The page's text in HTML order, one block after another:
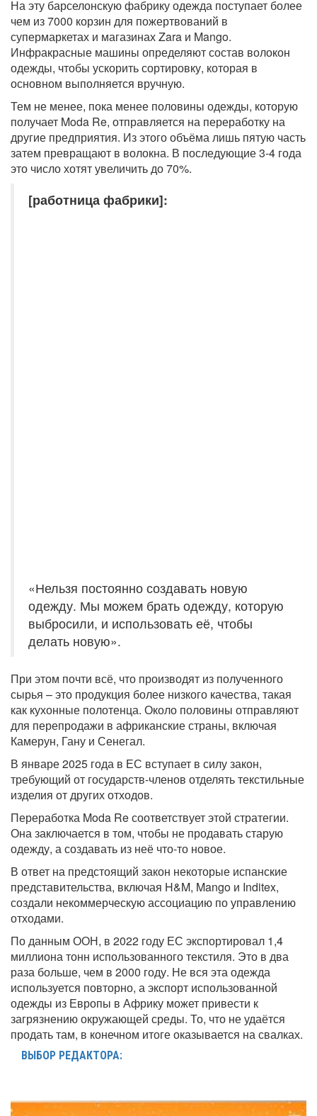
На эту барселонскую фабрику одежда поступает более
чем из 7000 корзин для пожертвований в
супермаркетах и магазинах Zara и Mango.
Инфракрасные машины определяют состав волокон
одежды, чтобы ускорить сортировку, которая в
основном выполняется вручную.
Тем не менее, пока менее половины одежды, которую
получает Moda Re, отправляется на переработку на
другие предприятия. Из этого объёма лишь пятую часть
затем превращают в волокна. В последующие 3-4 года
это число хотят увеличить до 70%.
[работница фабрики]:
«Нельзя постоянно создавать новую
одежду. Мы можем брать одежду, которую
выбросили, и использовать её, чтобы
делать новую».
При этом почти всё, что производят из полученного
сырья – это продукция более низкого качества, такая
как кухонные полотенца. Около половины отправляют
для перепродажи в африканские страны, включая
Камерун, Гану и Сенегал.
В январе 2025 года в ЕС вступает в силу закон,
требующий от государств-членов отделять текстильные
изделия от других отходов.
Переработка Moda Re соответствует этой стратегии.
Она заключается в том, чтобы не продавать старую
одежду, а создавать из неё что-то новое.
В ответ на предстоящий закон некоторые испанские
представительства, включая H&M, Mango и Inditex,
создали некоммерческую ассоциацию по управлению
отходами.
По данным ООН, в 2022 году ЕС экспортировал 1,4
миллиона тонн использованного текстиля. Это в два
раза больше, чем в 2000 году. Не вся эта одежда
используется повторно, а экспорт использованной
одежды из Европы в Африку может привести к
загрязнению окружающей среды. То, что не удаётся
продать там, в конечном итоге оказывается на свалках.
ВЫБОР РЕДАКТОРА: